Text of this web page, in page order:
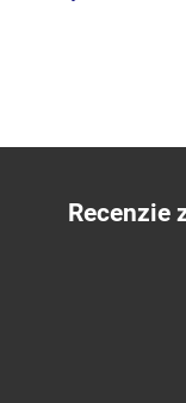
Recenzie